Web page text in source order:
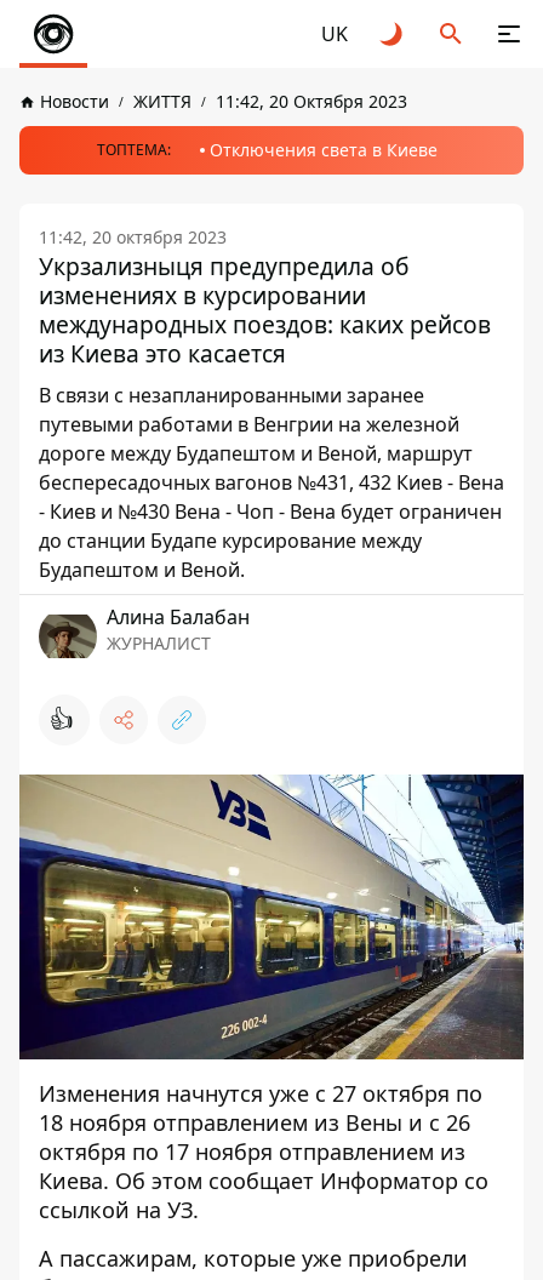
UK
Новости ЖИТТЯ 11:42, 20 Октября 2023
ТОПТЕМА: Отключения света в Киеве
11:42, 20 октября 2023
Укрзализныця предупредила об
изменениях в курсировании
международных поездов: каких рейсов
из Киева это касается
В связи с незапланированными заранее
путевыми работами в Венгрии на железной
дороге между Будапештом и Веной, маршрут
беспересадочных вагонов №431, 432 Киев - Вена
- Киев и №430 Вена - Чоп - Вена будет ограничен
до станции Будапе курсирование между
Будапештом и Веной.
Алина Балабан
ЖУРНАЛИСТ
👍
Изменения начнутся уже с 27 октября по
18 ноября отправлением из Вены и с 26
октября по 17 ноября отправлением из
Киева. Об этом сообщает Информатор со
ссылкой на УЗ.
А пассажирам, которые уже приобрели